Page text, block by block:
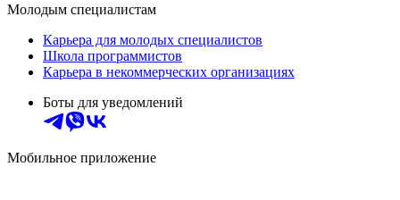
Молодым специалистам
Карьера для молодых специалистов
Школа программистов
Карьера в некоммерческих организациях
Боты для уведомлений
Мобильное приложение